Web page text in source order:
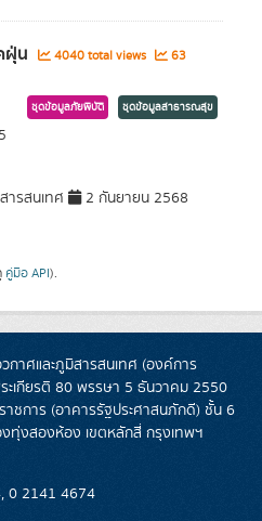
ฝุ่น 4040 total views
63
ชุดข้อมูลภัยพิบัติ ชุดข้อมูลสาธารณสุข
ารสนเทศ 2 กันยายน 2568
คู่มือ API).
กาศและภูมิสารสนเทศ (องค์การ
ะเกียรติ 80 พรรษา 5 ธันวาคม 2550
าชการ (อาคารรัฐประศาสนภักดี) ชั้น 6
ทุ่งสองห้อง เขตหลักสี่ กรุงเทพฯ
0 2141 4674